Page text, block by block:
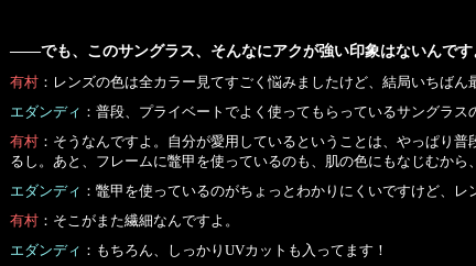
――でも、このサングラス、そんなにアクが強い印象はないんです
有村 ：レンズの色は全カラー見てすごく悩みましたけど、結局いちば
エダンディ ：普段、プライベートでよく使ってもらっているサングラス
有村 ：そうなんですよ。自分が愛用しているということは、やっぱり
るし。あと、フレームに鼈甲を使っているのも、肌の色にもなじむか
エダンディ ：鼈甲を使っているのがちょっとわかりにくいですけど、
有村 ：そこがまた繊細なんですよ。
エダンディ ：もちろん、しっかりUVカットも入ってます！